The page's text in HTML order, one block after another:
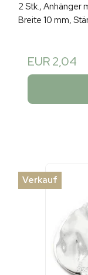
2 Stk., Anhänger
Breite 10 mm,
EUR 2,04
Verkauf